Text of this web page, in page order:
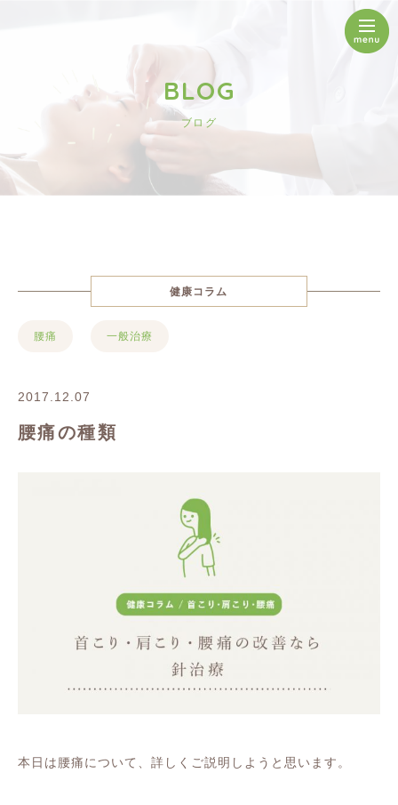
BLOG
ブログ
健康コラム
腰痛 一般治療
2017.12.07
腰痛の種類
本日は腰痛について、詳しくご説明しようと思います。